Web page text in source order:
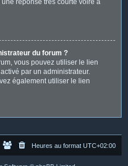
réponse très courte voire à
du forum ?
vous pouvez utiliser le lien
par un administrateur.
également utiliser le lien
Heures au format UTC+02:00